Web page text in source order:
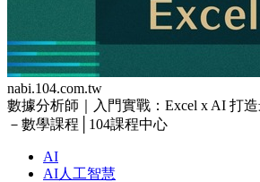
nabi.104.com.tw
數據分析師｜入門實戰：Excel x AI 打
－數學課程│104課程中心
AI
AI人工智慧